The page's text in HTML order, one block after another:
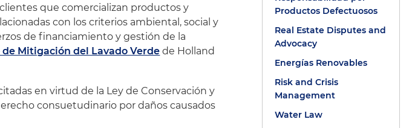
que comercializan productos y
con los criterios ambiental, social y
de financiamiento y gestión de la
de Mitigación del Lavado Verde de Holland
en virtud de la Ley de Conservación y
consuetudinario por daños causados
Productos Defectuosos
Real Estate Disputes and
Advocacy
Energías Renovables
Risk and Crisis
Management
Water Law